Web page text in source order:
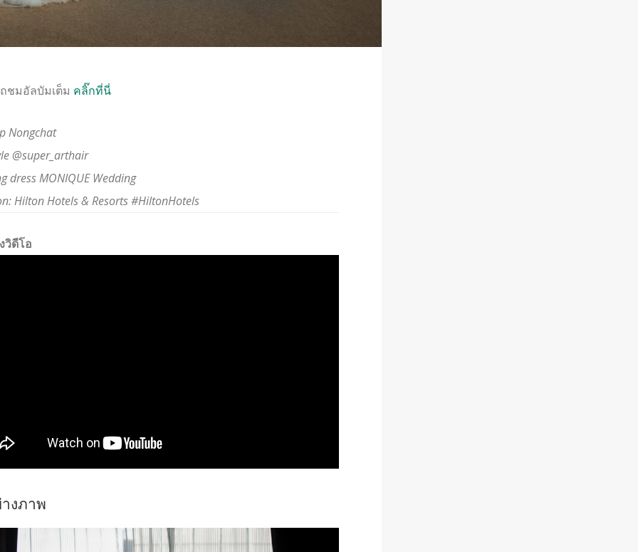
ชมอัลบัมเต็ม คลิ๊กที่นี่
Nongchat
@super_arthair
dress MONIQUE Wedding
Hilton Hotels & Resorts #HiltonHotels
วิดีโอ
งภาพ